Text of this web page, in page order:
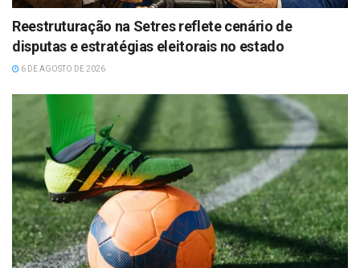
Reestruturação na Setres reflete cenário de
disputas e estratégias eleitorais no estado
6 DE AGOSTO DE 2026